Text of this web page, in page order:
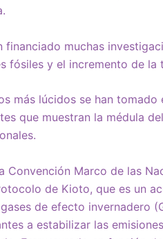
financiado muchas
fósiles y el incremento de la
más lúcidos se han tomado
que muestran la médula
Convención Marco de las
de Kioto, que es un
de efecto invernadero
a estabilizar las